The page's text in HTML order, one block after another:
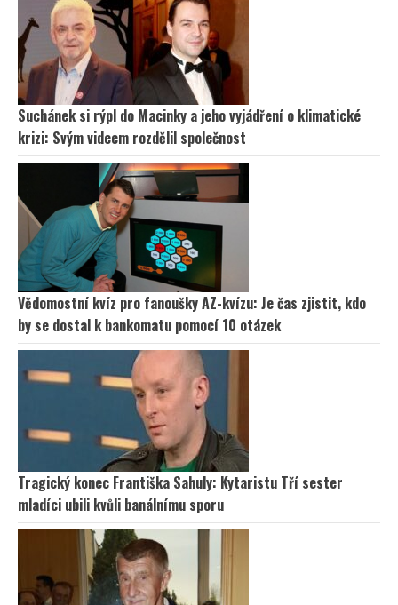
Suchánek si rýpl do Macinky a jeho vyjádření o klimatické
krizi: Svým videem rozdělil společnost
Vědomostní kvíz pro fanoušky AZ-kvízu: Je čas zjistit, kdo
by se dostal k bankomatu pomocí 10 otázek
Tragický konec Františka Sahuly: Kytaristu Tří sester
mladíci ubili kvůli banálnímu sporu